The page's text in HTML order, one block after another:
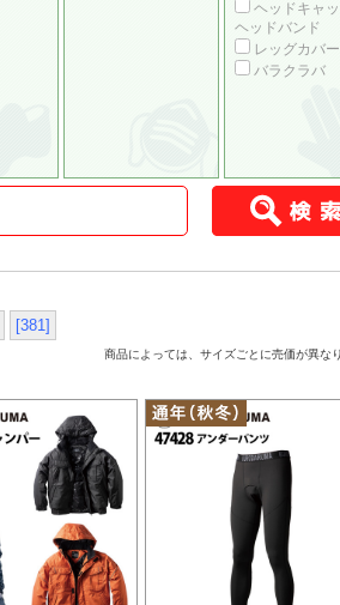
ヘッドキャッ
ヘッドバンド
レッグカバー
バラクラバ
[381]
商品によっては、サイズごとに売価が異な